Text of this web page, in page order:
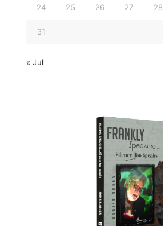
24 25 26 27 28
31
« Jul